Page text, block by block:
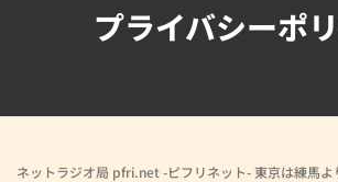
プライバシーポ
ネットラジオ局 pfri.net -ピフリネット- 東京は練馬よ